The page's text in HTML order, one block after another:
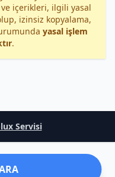
içerikleri, ilgili yasal
izinsiz kopyalama,
yasal işlem
.
Servisi